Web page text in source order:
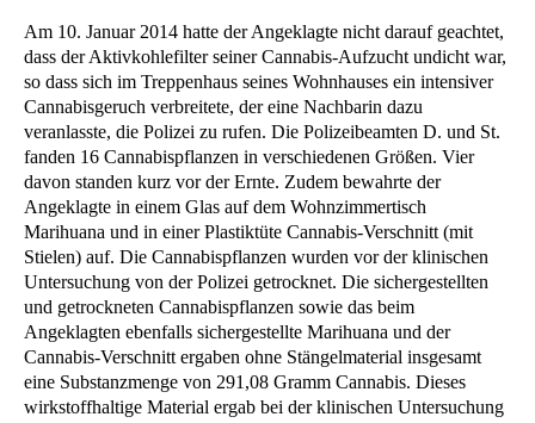
Am 10. Januar 2014 hatte der Angeklagte nicht darauf geachtet,
dass der Aktivkohlefilter seiner Cannabis-Aufzucht undicht war,
so dass sich im Treppenhaus seines Wohnhauses ein intensiver
Cannabisgeruch verbreitete, der eine Nachbarin dazu
veranlasste, die Polizei zu rufen. Die Polizeibeamten D. und St.
fanden 16 Cannabispflanzen in verschiedenen Größen. Vier
davon standen kurz vor der Ernte. Zudem bewahrte der
Angeklagte in einem Glas auf dem Wohnzimmertisch
Marihuana und in einer Plastiktüte Cannabis-Verschnitt (mit
Stielen) auf. Die Cannabispflanzen wurden vor der klinischen
Untersuchung von der Polizei getrocknet. Die sichergestellten
und getrockneten Cannabispflanzen sowie das beim
Angeklagten ebenfalls sichergestellte Marihuana und der
Cannabis-Verschnitt ergaben ohne Stängelmaterial insgesamt
eine Substanzmenge von 291,08 Gramm Cannabis. Dieses
wirkstoffhaltige Material ergab bei der klinischen Untersuchung